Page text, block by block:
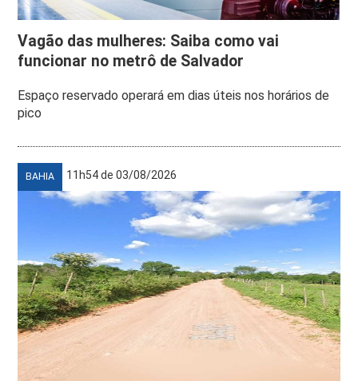
Vagão das mulheres: Saiba como vai
funcionar no metrô de Salvador
Espaço reservado operará em dias úteis nos horários de
pico
BAHIA 11h54 de 03/08/2026